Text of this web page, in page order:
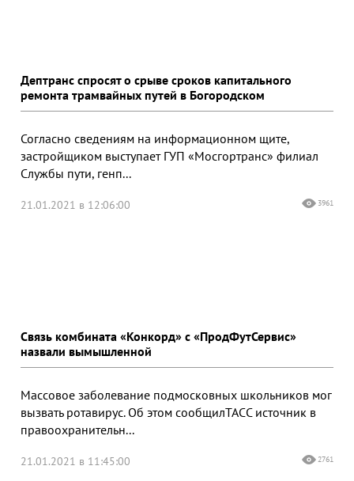
Дептранс спросят о срыве сроков капитального
ремонта трамвайных путей в Богородском
Согласно сведениям на информационном щите,
застройщиком выступает ГУП «Мосгортранс» филиал
Службы пути, генп...
21.01.2021 в 12:06:00 3961
Связь комбината «Конкорд» с «ПродФутСервис»
назвали вымышленной
Массовое заболевание подмосковных школьников мог
вызвать ротавирус. Об этом сообщилТАСС источник в
правоохранительн...
21.01.2021 в 11:45:00 2761